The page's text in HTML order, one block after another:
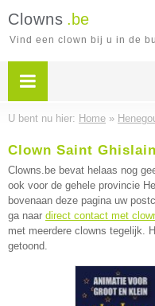
Clowns .be
Vind een clown bij u in de
U bent nu hier: Home »
Clown Saint Ghislain
Clowns.be bevat helaas nog
ook voor de gehele provincie
bovenaan deze pagina uw
ga naar direct contact met
met meerdere clowns tegelijk.
getoond.